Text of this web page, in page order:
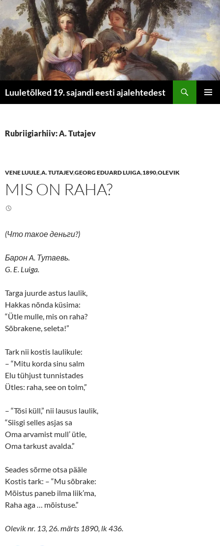
Luuletõlked 19. sajandi eesti ajalehtedest
Rubriigiarhiiv: A. Tutajev
VENE LUULE,A. TUTAJEV,GEORG EDUARD LUIGA,1890,OLEVIK
MIS ON RAHA?
(Что такое деньги?)
Барон A. Тутаевь.
G. E. Luiga.
Targa juurde astus laulik,
Hakkas nõnda küsima:
“Ütle mulle, mis on raha?
Sõbrakene, seleta!”
Tark nii kostis laulikule:
– “Mitu korda sinu salm
Elu tühjust tunnistades
Ütles: raha, see on tolm,”
– “Tõsi küll,” nii lausus laulik,
“Siisgi selles asjas sa
Oma arvamist mull’ ütle,
Oma tarkust avalda.”
Seades sõrme otsa pääle
Kostis tark: – “Mu sõbrake:
Mõistus paneb ilma liik’ma,
Raha aga … mõistuse.”
Olevik nr. 13, 26. märts 1890, lk 436.